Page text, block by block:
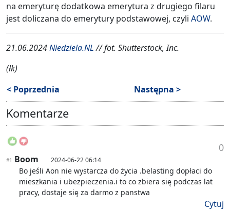
na emeryturę dodatkowa emerytura z drugiego filaru
jest doliczana do emerytury podstawowej, czyli AOW.
21.06.2024Niedziela.NL// fot. Shutterstock, Inc.
(łk)
< Poprzednia
Następna >
Komentarze
0
#1 Boom 2024-06-22 06:14
Bo jeśli Aon nie wystarcza do życia .belasting dopłaci do
mieszkania i ubezpieczenia.i to co zbiera się podczas lat
pracy, dostaje się za darmo z panstwa
Cytuj